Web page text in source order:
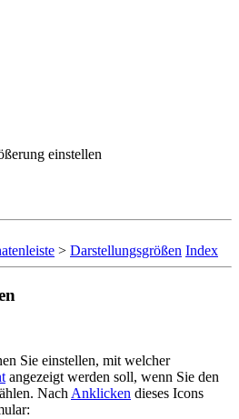
einstellen
> Darstellungsgrößen Index
Sie einstellen, mit welcher
angezeigt werden soll, wenn Sie den
NachAnklicken dieses Icons